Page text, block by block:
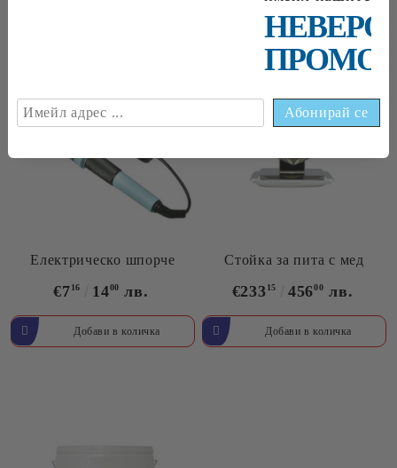
Електрическо шпорче
€716 1400 лв.
Стойка за пита с мед
€23315 45600 лв.